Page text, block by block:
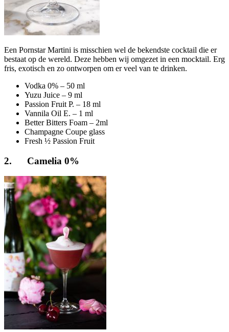
Een Pornstar Martini is misschien wel de bekendste cocktail die er
bestaat op de wereld. Deze hebben wij omgezet in een mocktail. Erg
fris, exotisch en zo ontworpen om er veel van te drinken.
Vodka 0% – 50 ml
Yuzu Juice – 9 ml
Passion Fruit P. – 18 ml
Vannila Oil E. – 1 ml
Better Bitters Foam – 2ml
Champagne Coupe glass
Fresh ½ Passion Fruit
2. Camelia 0%